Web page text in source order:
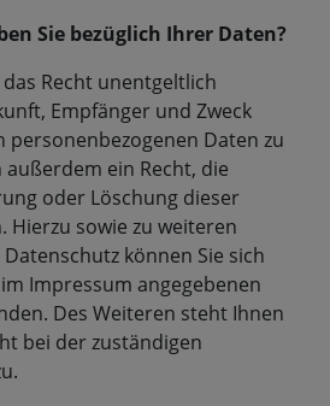
Sie bezüglich Ihrer Daten?
Recht unentgeltlich
Empfänger und Zweck
personenbezogenen Daten zu
ein Recht, die
oder Löschung dieser
Hierzu sowie zu weiteren
können Sie sich
Impressum angegebenen
Des Weiteren steht Ihnen
bei der zuständigen